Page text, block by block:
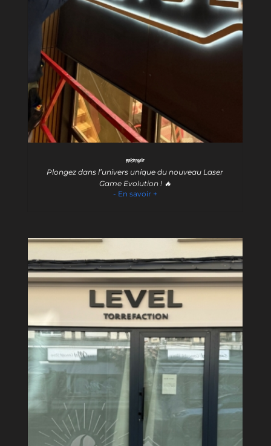
Enseigne
Plongez dans l’univers unique du nouveau Laser
Game Evolution ! 🔥
- En savoir +